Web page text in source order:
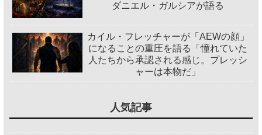
ダニエル・ガルシアが語る
カイル・フレッチャーが「AEWの顔」
になることの重圧を語る「憧れていた
人たちから承認される感じ。プレッシ
ャーは本物だ」
人気記事